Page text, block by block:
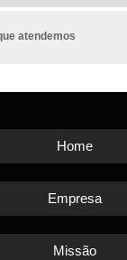
atendemos
Home
Empresa
Missão